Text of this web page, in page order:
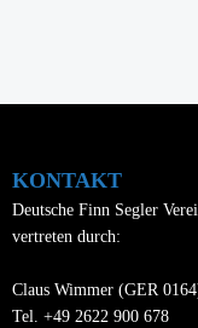
KONTAKT
Deutsche Finn Segler
vertreten durch:
Claus Wimmer (GER
Tel. +49 2622 900 678